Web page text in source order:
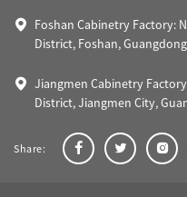
Foshan Cabinetry Factory:
District, Foshan,
Jiangmen Cabinetry
District, Jiangmen City,
Share: